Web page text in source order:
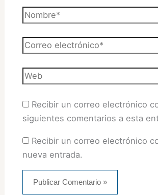
Nombre*
Correo
electrónico*
Web
Recibir un correo electrónico
siguientes comentarios a esta
Recibir un correo electrónico
nueva entrada.